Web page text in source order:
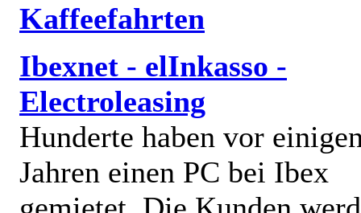
Kaffeefahrten
Ibexnet - elInkasso -
Electroleasing
Hunderte haben vor
Jahren einen PC bei Ibex